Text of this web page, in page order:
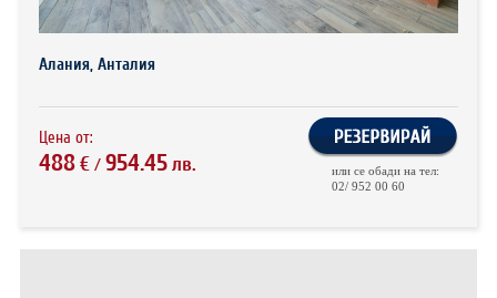
ОБЩИ УСЛОВИЯ ПАКЕТНИ
ПЪТУВАНИЯ
ПОЛИТИКА ЗА ПОВЕРИТЕЛНОСТ
Алания, Анталия
Цена от:
488€/ 954.45лв.
или се обади на тел:
02/ 952 00 60